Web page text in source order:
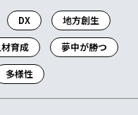
DX
地方創生
育成
夢中が勝つ
多様性